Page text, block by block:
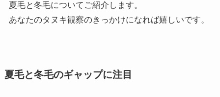
夏毛と冬毛についてご紹介します。
あなたのタヌキ観察のきっかけになれば嬉しいです。
夏毛と冬毛のギャップに注目